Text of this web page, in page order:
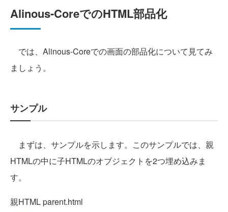
Alinous-CoreでのHTML部品化
では、Alinous-Coreでの画面の部品化について見てみ
ましょう。
サンプル
まずは、サンプルを示します。このサンプルでは、親
HTMLの中に子HTMLのオブジェクトを2つ埋め込みま
す。
親HTML parent.html